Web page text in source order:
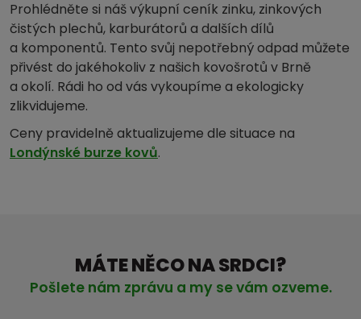
Prohlédněte si náš výkupní ceník zinku, zinkových
čistých plechů, karburátorů a dalších dílů
a komponentů. Tento svůj nepotřebný odpad můžete
přivést do jakéhokoliv z našich kovošrotů v Brně
a okolí. Rádi ho od vás vykoupíme a ekologicky
zlikvidujeme.
Ceny pravidelně aktualizujeme dle situace na
Londýnské burze kovů.
MÁTE NĚCO NA SRDCI?
Pošlete nám zprávu a my se vám ozveme.